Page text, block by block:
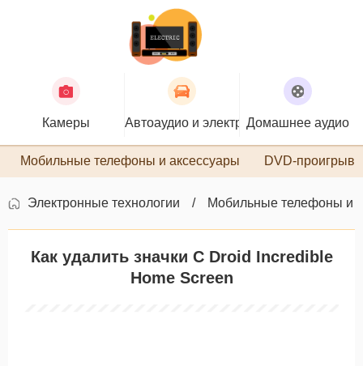
Камеры Автоаудио и электроникаДомашнее аудио
Мобильные телефоны и аксессуары DVD-
Электронные технологии Мобильные телефоны и
Как удалить значки С Droid Incredible
Home Screen